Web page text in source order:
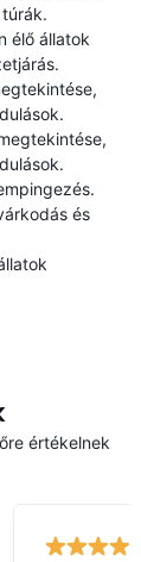
élő állatok
és
értékelnek